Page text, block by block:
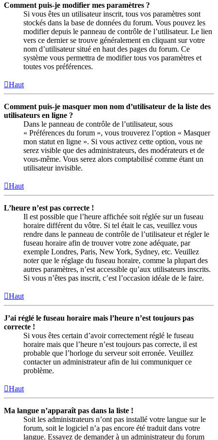
Comment puis-je modifier mes paramètres ?
Si vous êtes un utilisateur inscrit, tous vos paramètres sont
stockés dans la base de données du forum. Vous pouvez les
modifier depuis le panneau de contrôle de l’utilisateur. Le lien
vers ce dernier se trouve généralement en cliquant sur votre
nom d’utilisateur situé en haut des pages du forum. Ce
système vous permettra de modifier tous vos paramètres et
toutes vos préférences.
Haut
Comment puis-je masquer mon nom d’utilisateur de la liste des
utilisateurs en ligne ?
Dans le panneau de contrôle de l’utilisateur, sous
« Préférences du forum », vous trouverez l’option « Masquer
mon statut en ligne ». Si vous activez cette option, vous ne
serez visible que des administrateurs, des modérateurs et de
vous-même. Vous serez alors comptabilisé comme étant un
utilisateur invisible.
Haut
L’heure n’est pas correcte !
Il est possible que l’heure affichée soit réglée sur un fuseau
horaire différent du vôtre. Si tel était le cas, veuillez vous
rendre dans le panneau de contrôle de l’utilisateur et régler le
fuseau horaire afin de trouver votre zone adéquate, par
exemple Londres, Paris, New York, Sydney, etc. Veuillez
noter que le réglage du fuseau horaire, comme la plupart des
autres paramètres, n’est accessible qu’aux utilisateurs inscrits.
Si vous n’êtes pas inscrit, c’est l’occasion idéale de le faire.
Haut
J’ai réglé le fuseau horaire mais l’heure n’est toujours pas
correcte !
Si vous êtes certain d’avoir correctement réglé le fuseau
horaire mais que l’heure n’est toujours pas correcte, il est
probable que l’horloge du serveur soit erronée. Veuillez
contacter un administrateur afin de lui communiquer ce
problème.
Haut
Ma langue n’apparaît pas dans la liste !
Soit les administrateurs n’ont pas installé votre langue sur le
forum, soit le logiciel n’a pas encore été traduit dans votre
langue. Essayez de demander à un administrateur du forum